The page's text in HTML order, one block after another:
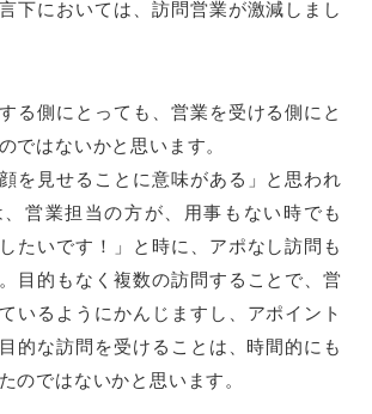
下においては、訪問営業が激減しまし
る側にとっても、営業を受ける側にと
ではないかと思います。
を見せることに意味がある」と思われ
営業担当の方が、用事もない時でも
たいです！」と時に、アポなし訪問も
目的もなく複数の訪問することで、営
いるようにかんじますし、アポイント
的な訪問を受けることは、時間的にも
のではないかと思います。